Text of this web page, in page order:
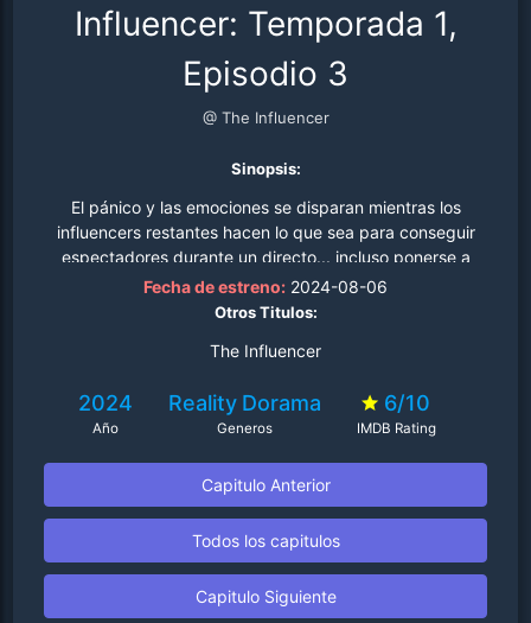
Influencer: Temporada 1,
Episodio 3
@ The Influencer
Sinopsis:
El pánico y las emociones se disparan mientras los
influencers restantes hacen lo que sea para conseguir
espectadores durante un directo... incluso ponerse a
llorar de verdad..
Fecha de estreno: 2024-08-06
Otros Titulos:
The Influencer
2024
Año
Reality Dorama
Generos
6/10
IMDB Rating
Capitulo Anterior
Todos los capitulos
Capitulo Siguiente